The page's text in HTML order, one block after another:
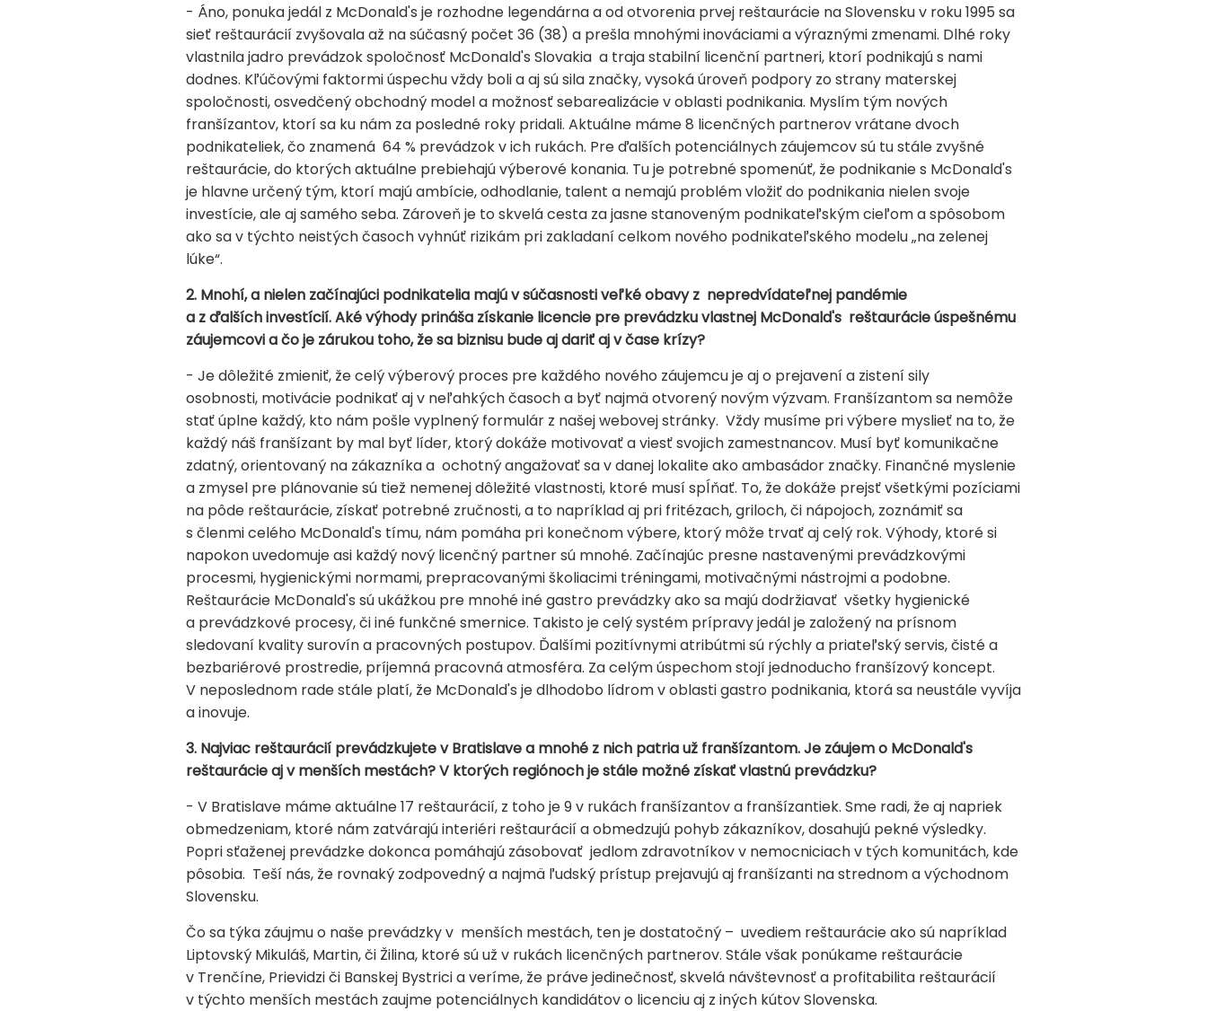
- Áno, ponuka jedál z McDonald's je rozhodne legendárna a od otvorenia prvej reštaurácie na Slovensku v roku 1995 sa
sieť reštaurácií zvyšovala až na súčasný počet 36 (38) a prešla mnohými inováciami a výraznými zmenami. Dlhé roky
vlastnila jadro prevádzok spoločnosť McDonald's Slovakia a traja stabilní licenční partneri, ktorí podnikajú s nami
dodnes. Kľúčovými faktormi úspechu vždy boli a aj sú sila značky, vysoká úroveň podpory zo strany materskej
spoločnosti, osvedčený obchodný model a možnosť sebarealizácie v oblasti podnikania. Myslím tým nových
franšízantov, ktorí sa ku nám za posledné roky pridali. Aktuálne máme 8 licenčných partnerov vrátane dvoch
podnikateliek, čo znamená 64 % prevádzok v ich rukách. Pre ďalších potenciálnych záujemcov sú tu stále zvyšné
reštaurácie, do ktorých aktuálne prebiehajú výberové konania. Tu je potrebné spomenúť, že podnikanie s McDonald's
je hlavne určený tým, ktorí majú ambície, odhodlanie, talent a nemajú problém vložiť do podnikania nielen svoje
investície, ale aj samého seba. Zároveň je to skvelá cesta za jasne stanoveným podnikateľským cieľom a spôsobom
ako sa v týchto neistých časoch vyhnúť rizikám pri zakladaní celkom nového podnikateľského modelu „na zelenej
lúke“.
2. Mnohí, a nielen začínajúci podnikatelia majú v súčasnosti veľké obavy z nepredvídateľnej pandémie
a z ďalších investícií. Aké výhody prináša získanie licencie pre prevádzku vlastnej McDonald's reštaurácie úspešnému
záujemcovi a čo je zárukou toho, že sa biznisu bude aj dariť aj v čase krízy?
- Je dôležité zmieniť, že celý výberový proces pre každého nového záujemcu je aj o prejavení a zistení sily
osobnosti, motivácie podnikať aj v neľahkých časoch a byť najmä otvorený novým výzvam. Franšízantom sa nemôže
stať úplne každý, kto nám pošle vyplnený formulár z našej webovej stránky. Vždy musíme pri výbere myslieť na to, že
každý náš franšízant by mal byť líder, ktorý dokáže motivovať a viesť svojich zamestnancov. Musí byť komunikačne
zdatný, orientovaný na zákazníka a ochotný angažovať sa v danej lokalite ako ambasádor značky. Finančné myslenie
a zmysel pre plánovanie sú tiež nemenej dôležité vlastnosti, ktoré musí spĺňať. To, že dokáže prejsť všetkými pozíciami
na pôde reštaurácie, získať potrebné zručnosti, a to napríklad aj pri fritézach, griloch, či nápojoch, zoznámiť sa
s členmi celého McDonald's tímu, nám pomáha pri konečnom výbere, ktorý môže trvať aj celý rok. Výhody, ktoré si
napokon uvedomuje asi každý nový licenčný partner sú mnohé. Začínajúc presne nastavenými prevádzkovými
procesmi, hygienickými normami, prepracovanými školiacimi tréningami, motivačnými nástrojmi a podobne.
Reštaurácie McDonald's sú ukážkou pre mnohé iné gastro prevádzky ako sa majú dodržiavať všetky hygienické
a prevádzkové procesy, či iné funkčné smernice. Takisto je celý systém prípravy jedál je založený na prísnom
sledovaní kvality surovín a pracovných postupov. Ďalšími pozitívnymi atribútmi sú rýchly a priateľský servis, čisté a
bezbariérové prostredie, príjemná pracovná atmosféra. Za celým úspechom stojí jednoducho franšízový koncept.
V neposlednom rade stále platí, že McDonald's je dlhodobo lídrom v oblasti gastro podnikania, ktorá sa neustále vyvíja
a inovuje.
3. Najviac reštaurácií prevádzkujete v Bratislave a mnohé z nich patria už franšízantom. Je záujem o McDonald's
reštaurácie aj v menších mestách? V ktorých regiónoch je stále možné získať vlastnú prevádzku?
- V Bratislave máme aktuálne 17 reštaurácií, z toho je 9 v rukách franšízantov a franšízantiek. Sme radi, že aj napriek
obmedzeniam, ktoré nám zatvárajú interiéri reštaurácií a obmedzujú pohyb zákazníkov, dosahujú pekné výsledky.
Popri sťaženej prevádzke dokonca pomáhajú zásobovať jedlom zdravotníkov v nemocniciach v tých komunitách, kde
pôsobia. Teší nás, že rovnaký zodpovedný a najmä ľudský prístup prejavujú aj franšízanti na strednom a východnom
Slovensku.
Čo sa týka záujmu o naše prevádzky v menších mestách, ten je dostatočný – uvediem reštaurácie ako sú napríklad
Liptovský Mikuláš, Martin, či Žilina, ktoré sú už v rukách licenčných partnerov. Stále však ponúkame reštaurácie
v Trenčíne, Prievidzi či Banskej Bystrici a veríme, že práve jedinečnosť, skvelá návštevnosť a profitabilita reštaurácií
v týchto menších mestách zaujme potenciálnych kandidátov o licenciu aj z iných kútov Slovenska.